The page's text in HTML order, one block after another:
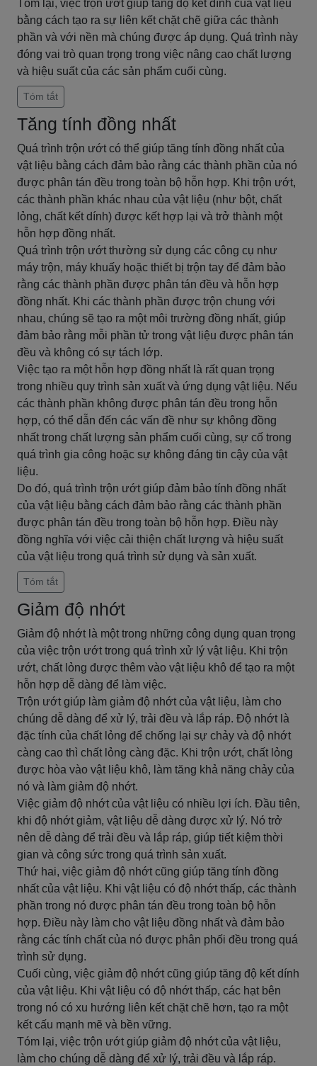
Tóm lại, việc trộn ướt giúp tăng độ kết dính của vật liệu
bằng cách tạo ra sự liên kết chặt chẽ giữa các thành
phần và với nền mà chúng được áp dụng. Quá trình này
đóng vai trò quan trọng trong việc nâng cao chất lượng
và hiệu suất của các sản phẩm cuối cùng.
Tóm tắt
Tăng tính đồng nhất
Quá trình trộn ướt có thể giúp tăng tính đồng nhất của
vật liệu bằng cách đảm bảo rằng các thành phần của nó
được phân tán đều trong toàn bộ hỗn hợp. Khi trộn ướt,
các thành phần khác nhau của vật liệu (như bột, chất
lỏng, chất kết dính) được kết hợp lại và trở thành một
hỗn hợp đồng nhất.
Quá trình trộn ướt thường sử dụng các công cụ như
máy trộn, máy khuấy hoặc thiết bị trộn tay để đảm bảo
rằng các thành phần được phân tán đều và hỗn hợp
đồng nhất. Khi các thành phần được trộn chung với
nhau, chúng sẽ tạo ra một môi trường đồng nhất, giúp
đảm bảo rằng mỗi phần tử trong vật liệu được phân tán
đều và không có sự tách lớp.
Việc tạo ra một hỗn hợp đồng nhất là rất quan trọng
trong nhiều quy trình sản xuất và ứng dụng vật liệu. Nếu
các thành phần không được phân tán đều trong hỗn
hợp, có thể dẫn đến các vấn đề như sự không đồng
nhất trong chất lượng sản phẩm cuối cùng, sự cố trong
quá trình gia công hoặc sự không đáng tin cậy của vật
liệu.
Do đó, quá trình trộn ướt giúp đảm bảo tính đồng nhất
của vật liệu bằng cách đảm bảo rằng các thành phần
được phân tán đều trong toàn bộ hỗn hợp. Điều này
đồng nghĩa với việc cải thiện chất lượng và hiệu suất
của vật liệu trong quá trình sử dụng và sản xuất.
Tóm tắt
Giảm độ nhớt
Giảm độ nhớt là một trong những công dụng quan trọng
của việc trộn ướt trong quá trình xử lý vật liệu. Khi trộn
ướt, chất lỏng được thêm vào vật liệu khô để tạo ra một
hỗn hợp dễ dàng để làm việc.
Trộn ướt giúp làm giảm độ nhớt của vật liệu, làm cho
chúng dễ dàng để xử lý, trải đều và lắp ráp. Độ nhớt là
đặc tính của chất lỏng để chống lại sự chảy và độ nhớt
càng cao thì chất lỏng càng đặc. Khi trộn ướt, chất lỏng
được hòa vào vật liệu khô, làm tăng khả năng chảy của
nó và làm giảm độ nhớt.
Việc giảm độ nhớt của vật liệu có nhiều lợi ích. Đầu tiên,
khi độ nhớt giảm, vật liệu dễ dàng được xử lý. Nó trở
nên dễ dàng để trải đều và lắp ráp, giúp tiết kiệm thời
gian và công sức trong quá trình sản xuất.
Thứ hai, việc giảm độ nhớt cũng giúp tăng tính đồng
nhất của vật liệu. Khi vật liệu có độ nhớt thấp, các thành
phần trong nó được phân tán đều trong toàn bộ hỗn
hợp. Điều này làm cho vật liệu đồng nhất và đảm bảo
rằng các tính chất của nó được phân phối đều trong quá
trình sử dụng.
Cuối cùng, việc giảm độ nhớt cũng giúp tăng độ kết dính
của vật liệu. Khi vật liệu có độ nhớt thấp, các hạt bên
trong nó có xu hướng liên kết chặt chẽ hơn, tạo ra một
kết cấu mạnh mẽ và bền vững.
Tóm lại, việc trộn ướt giúp giảm độ nhớt của vật liệu,
làm cho chúng dễ dàng để xử lý, trải đều và lắp ráp.